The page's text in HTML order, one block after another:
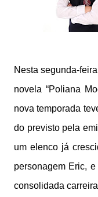
Nesta segunda-
novela “Poliana
nova temporada
do previsto pela
um elenco já
personagem Eric,
consolidada